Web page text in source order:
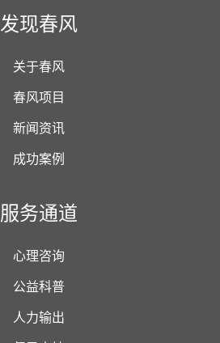
发现春风
关于春风
春风项目
新闻资讯
成功案例
服务通道
心理咨询
公益科普
人力输出